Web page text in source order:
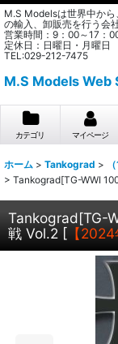
M.S Modelsは世界中か
の輸入、卸販売を行う会社
営業時間：9：00～17：
定休日：日曜日・月曜日
TEL:029-212-7475
M.S Models Web
カテゴリ マイページ
ホーム > Tankograd >
> Tankograd[TG-WWI
Tankograd[TG-
戦 Vol.2 [ 【